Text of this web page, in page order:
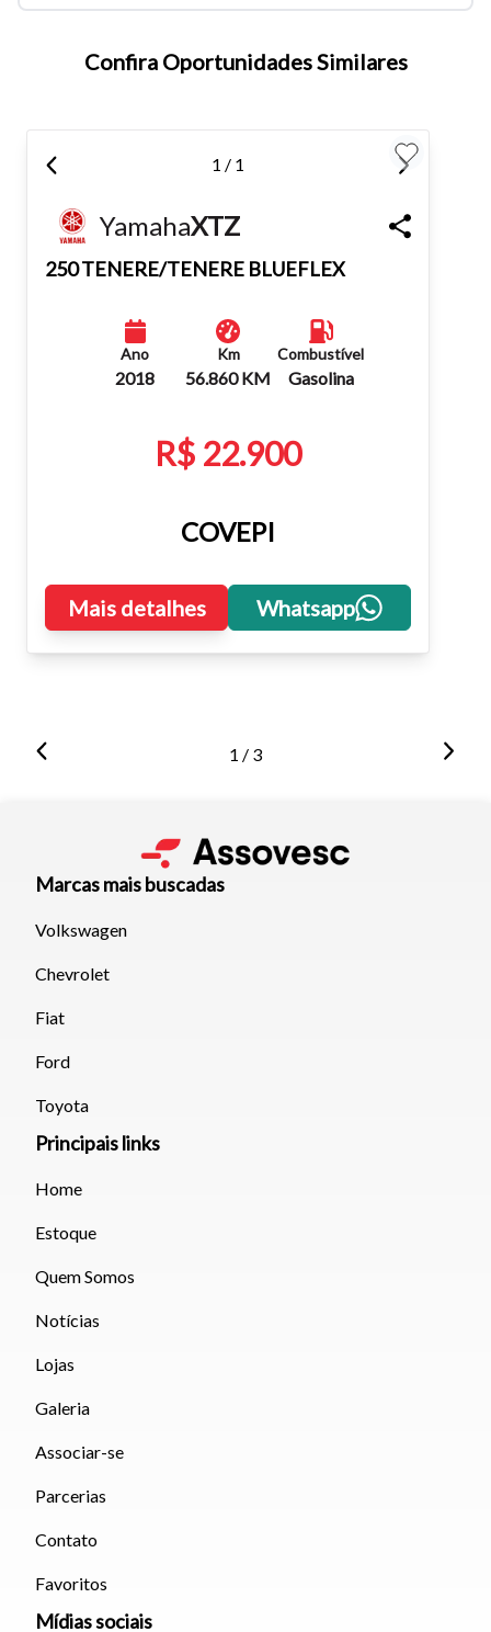
Tamanho do texto
teclado.
Fechar
Confira Oportunidades Similares
1 / 1
YamahaXTZ
250 TENERE/TENERE BLUEFLEX
Ano
2018
Km
56.860 KM
Combustível
Gasolina
R$ 22.900
COVEPI
Mais detalhes Whatsapp
1 / 3
Marcas mais buscadas
Volkswagen
Chevrolet
Fiat
Ford
Toyota
Principais links
Home
Estoque
Quem Somos
Notícias
Lojas
Galeria
Associar-se
Parcerias
Contato
Favoritos
Mídias sociais